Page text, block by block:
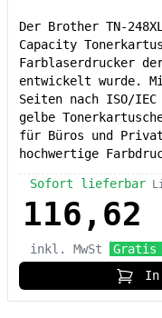
Der Brother TN-
Capacity
Farblaserdrucker
entwickelt wurde.
Seiten nach ISO/
gelbe
für Büros und
hochwertige
Sofort lieferbar
116,62
inkl. MwSt
Gratis
In